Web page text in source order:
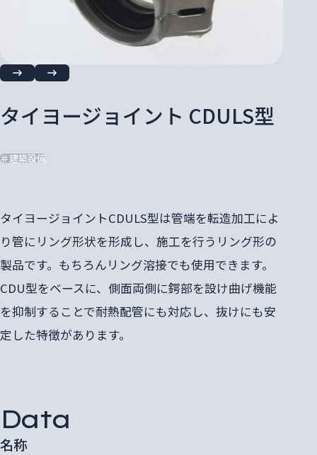
タイヨージョイント CDULS型
＃建築設備
タイヨージョイントCDULS型は管端を転造加工によ
り管にリング形状を形成し、施工を行うリング形の
製品です。もちろんリング溶接でも使用できます。
CDU型をベースに、側面両側に鍔部を設け曲げ機能
を抑制することで耐熱配管にも対応し、抜けにも安
定した特徴があります。
Data
名称